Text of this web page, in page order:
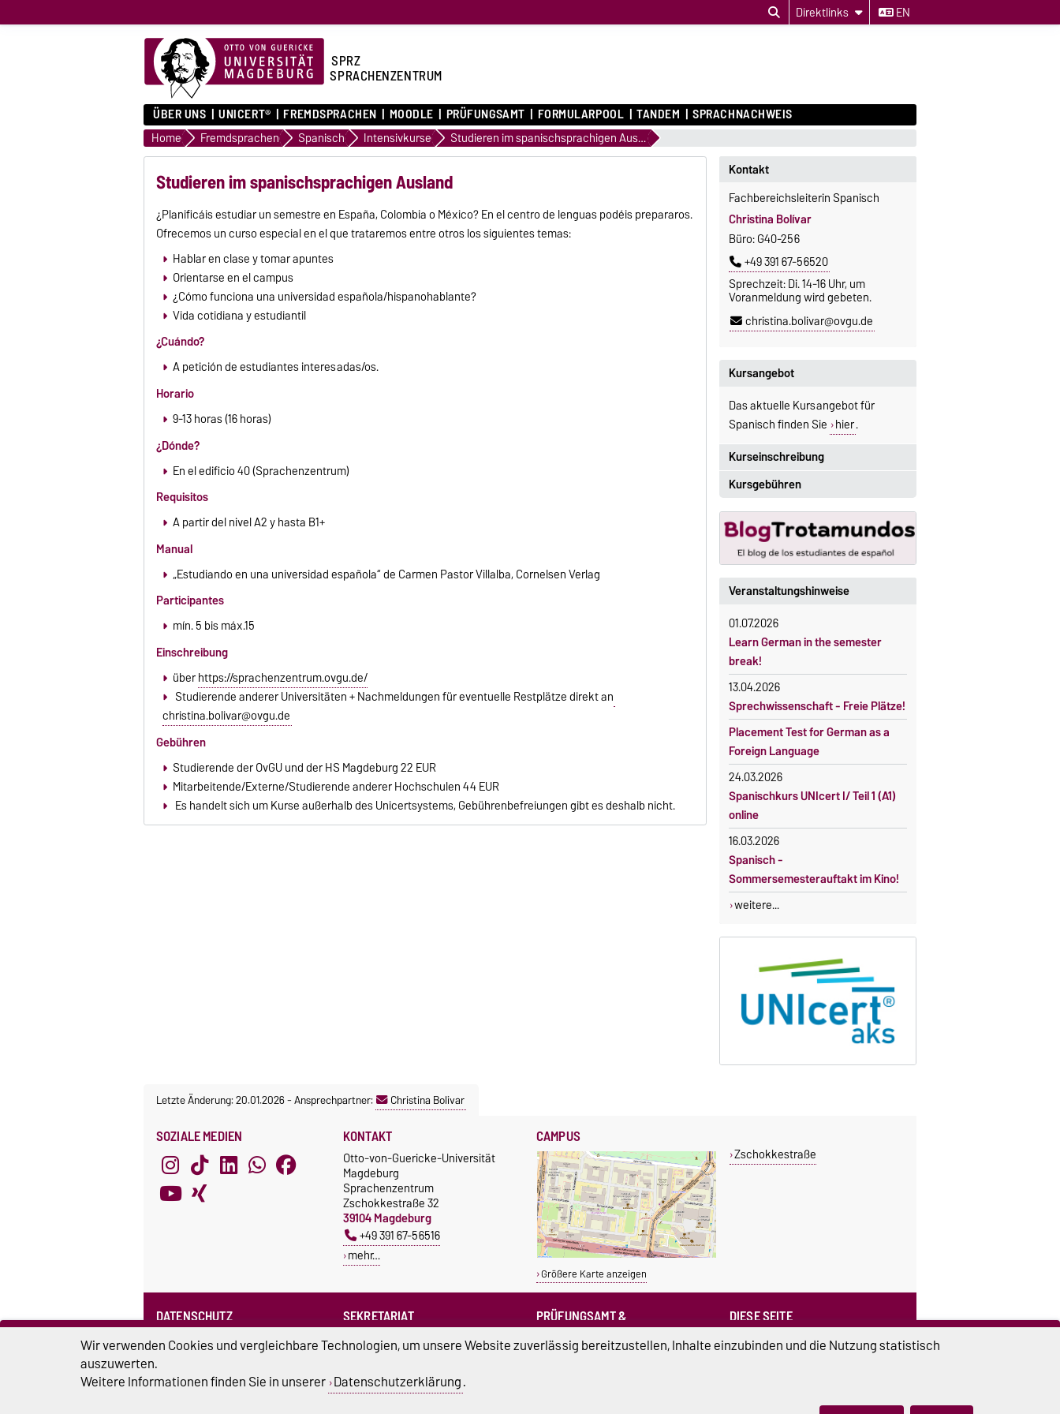
Direktlinks EN
SPRZ
SPRACHENZENTRUM
ÜBER UNS UNICERT® FREMDSPRACHEN MOODLE PRÜFUNGSAMT FORMULARPOOL TANDEM SPRACHNACHWEIS
Home Fremdsprachen Spanisch Intensivkurse Studieren im spanischsprachigen Ausland
Studieren im spanischsprachigen Ausland
¿Planificáis estudiar un semestre en España, Colombia o México? En el centro de lenguas podéis prepararos.
Ofrecemos un curso especial en el que trataremos entre otros los siguientes temas:
Hablar en clase y tomar apuntes
Orientarse en el campus
¿Cómo funciona una universidad española/hispanohablante?
Vida cotidiana y estudiantil
¿Cuándo?
A petición de estudiantes interesadas/os.
Horario
9-13 horas (16 horas)
¿Dónde?
En el edificio 40 (Sprachenzentrum)
Requisitos
A partir del nivel A2 y hasta B1+
Manual
„Estudiando en una universidad española“ de Carmen Pastor Villalba, Cornelsen Verlag
Participantes
mín. 5 bis máx.15
Einschreibung
überhttps://sprachenzentrum.ovgu.de/
Studierende anderer Universitäten + Nachmeldungen für eventuelle Restplätze direkt an
christina.bolivar@ovgu.de
Gebühren
Studierende der OvGU und der HS Magdeburg 22 EUR
Mitarbeitende/Externe/Studierende anderer Hochschulen 44 EUR
Es handelt sich um Kurse außerhalb des Unicertsystems, Gebührenbefreiungen gibt es deshalb nicht.
Kontakt
Fachbereichsleiterin Spanisch
Christina Bolívar
Büro: G40-256
+49 391 67-56520
Sprechzeit: Di. 14-16 Uhr, um
Voranmeldung wird gebeten.
christina.bolivar@ovgu.de
Kurseinschreibung
Einschreibezeitraum:
5. Oktober 2026, 9.00 Uhr bis
23. Oktober 2026, 18 Uhr
Moodle
Die Kurse beginnen ab dem 12.
Oktober 2026.
Kursteilnahme nur nach
fristgerechter Online-Anmeldung
Kursangebot
Das aktuelle Kursangebot für
Spanisch finden Sie hier.
Kursgebühren
Sprachkurse sind i. d. R.
gebührenpflichtig.
Gebühren
Gebührenrückerstattung
curricularer Sprachausbildung
Gebührenbefreiung bei Incomings
Veranstaltungshinweise
01.07.2026
Learn German in the semester
break!
13.04.2026
Sprechwissenschaft - Freie Plätze!
Placement Test for German as a
Foreign Language
24.03.2026
Spanischkurs UNIcert I/ Teil 1 (A1)
online
16.03.2026
Spanisch -
Sommersemesterauftakt im Kino!
weitere...
Letzte Änderung: 20.01.2026-Ansprechpartner: Christina Bolivar
SOZIALE MEDIEN KONTAKT
Otto-von-Guericke-Universität
Magdeburg
Sprachenzentrum
Zschokkestraße 32
39104 Magdeburg
+49 391 67-56516
mehr…
CAMPUS
Größere Karte anzeigen
Zschokkestraße
DATENSCHUTZ
Datenschutzerklärung des SPRZ
SEKRETARIAT
sprachenzentrum@ovgu.de
PRÜFUNGSAMT &
PRÜFUNGSAUSSCHUSS
DIESE SEITE
Vorlesen
Wir verwenden Cookies und vergleichbare Technologien, um unsere Website zuverlässig bereitzustellen, Inhalte einzubinden und die Nutzung statistisch
auszuwerten.
Weitere Informationen finden Sie in unserer Datenschutzerklärung.